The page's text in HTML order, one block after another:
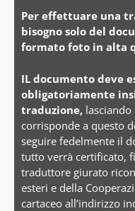
Per effettuare una
bisogno solo del
formato foto in alta
IL documento deve
obligatoriamente
traduzione,
corrisponde a questo
seguire fedelmente il
tutto verrà certificato,
traduttore giurato
esteri e della
cartaceo all’indirizzo